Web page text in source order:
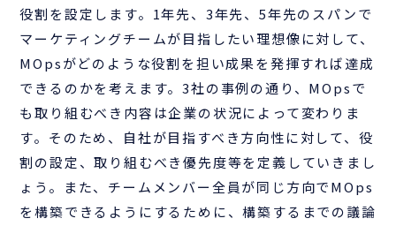
役割を設定します。1年先、3年先、5年先のスパンで
マーケティングチームが目指したい理想像に対して、
MOpsがどのような役割を担い成果を発揮すれば達成
できるのかを考えます。3社の事例の通り、MOpsで
も取り組むべき内容は企業の状況によって変わりま
す。そのため、自社が目指すべき方向性に対して、役
割の設定、取り組むべき優先度等を定義していきまし
ょう。また、チームメンバー全員が同じ方向でMOps
を構築できるようにするために、構築するまでの議論